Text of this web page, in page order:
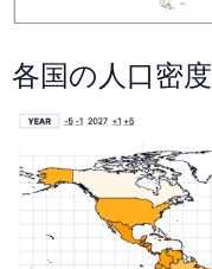
各国の人口密度